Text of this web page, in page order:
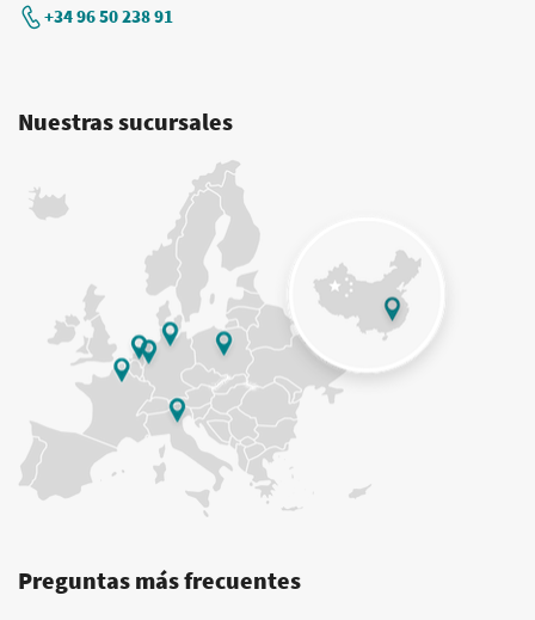
+34 96 50 238 91
Nuestras sucursales
Preguntas más frecuentes